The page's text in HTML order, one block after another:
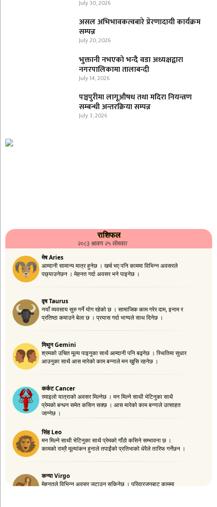
July 30, 2026
असल अभिभावकत्वबारे प्रेरणादायी कार्यक्रम
सम्पन्न
July 20, 2026
भुक्तानी नभएको भन्दै वडा अध्यक्षद्वारा
नगरपालिकामा तालाबन्दी
July 14, 2026
पञ्चपुरीमा लागूऔषध तथा मदिरा नियन्त्रण
सम्बन्धी अन्तरक्रिया सम्पन्न
July 3, 2026